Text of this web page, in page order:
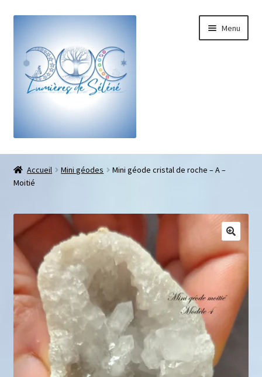
Menu
Boutique
Bracelets sur-mesure
Galets pouce anti-stress
Pendentifs sifflet et fioles
Mini géodes
Bougies lithothérapie
Carte Cadeau
Accueil Mini géodes
Mini géode cristal de roche – A –
Moitié